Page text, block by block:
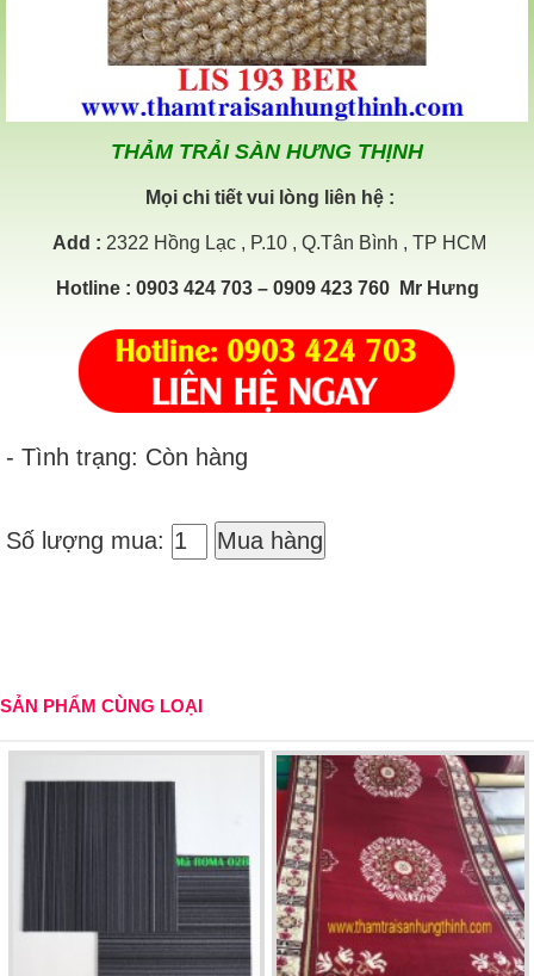
THẢM TRẢI SÀN HƯNG THỊNH
Mọi chi tiết vui lòng liên hệ :
Add : 2322 Hồng Lạc , P.10 , Q.Tân Bình , TP HCM
Hotline: 0903 424 703 – 0909 423 760 Mr Hưng
- Tình trạng: Còn hàng
Số lượng mua: Mua hàng
SẢN PHẨM CÙNG LOẠI